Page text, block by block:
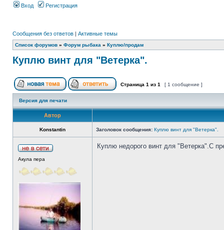
Вход Регистрация
Сообщения без ответов | Активные темы
Список форумов » Форум рыбака » Куплю/продам
Куплю винт для "Ветерка".
Страница 1 из 1 [ 1 сообщение ]
Версия для печати
Автор
Konstantin Заголовок сообщения: Куплю винт для "Ветерка".
Акула пера
Куплю недорого винт для "Ветерка".С